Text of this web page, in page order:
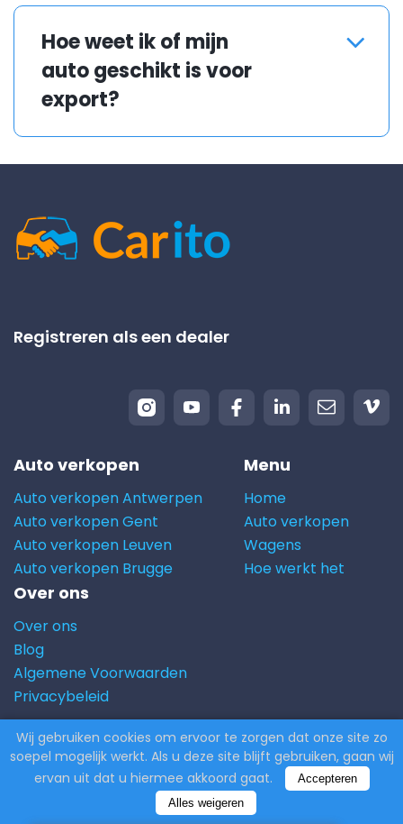
staten, ook beschadigde
voertuigen.
Hoe weet ik of mijn
auto geschikt is voor
export?
beoordelen dit meestal zelf; jij
informatie te geven over de
auto.
Registreren als een dealer
Auto verkopen
Auto verkopen Antwerpen
Auto verkopen Gent
Auto verkopen Leuven
Auto verkopen Brugge
Menu
Home
Auto verkopen
Wagens
Hoe werkt het
Over ons
Over ons
Blog
Algemene Voorwaarden
Privacybeleid
© 2026 Carito.com. | Alle rechten voorbehouden |
Powered byCodiCo.io
Wij gebruiken cookies om ervoor te zorgen dat onze site zo
soepel mogelijk werkt. Als u deze site blijft gebruiken, gaan wij
ervan uit dat u hiermee akkoord gaat.
Accepteren
Alles weigeren